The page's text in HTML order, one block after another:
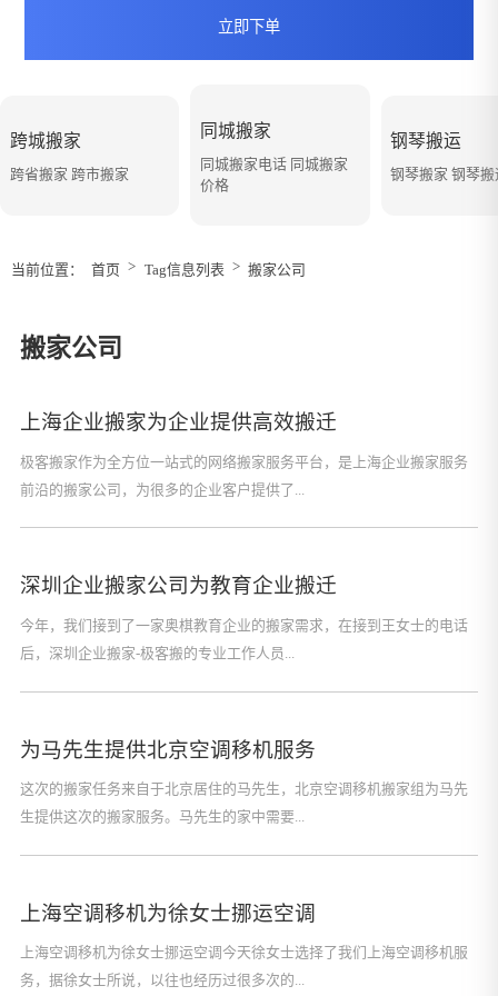
立即下单
跨城搬家
跨省搬家 跨市搬家
同城搬家
同城搬家电话 同城搬家
价格
钢琴搬运
钢琴搬家 钢琴
当前位置： 首页 > Tag信息列表 > 搬家公司
搬家公司
上海企业搬家为企业提供高效搬迁
极客搬家作为全方位一站式的网络搬家服务平台，是上海企业搬家服务
前沿的搬家公司，为很多的企业客户提供了...
深圳企业搬家公司为教育企业搬迁
今年，我们接到了一家奥棋教育企业的搬家需求，在接到王女士的电话
后，深圳企业搬家-极客搬的专业工作人员...
为马先生提供北京空调移机服务
这次的搬家任务来自于北京居住的马先生，北京空调移机搬家组为马先
生提供这次的搬家服务。马先生的家中需要...
上海空调移机为徐女士挪运空调
上海空调移机为徐女士挪运空调今天徐女士选择了我们上海空调移机服
务，据徐女士所说，以往也经历过很多次的...